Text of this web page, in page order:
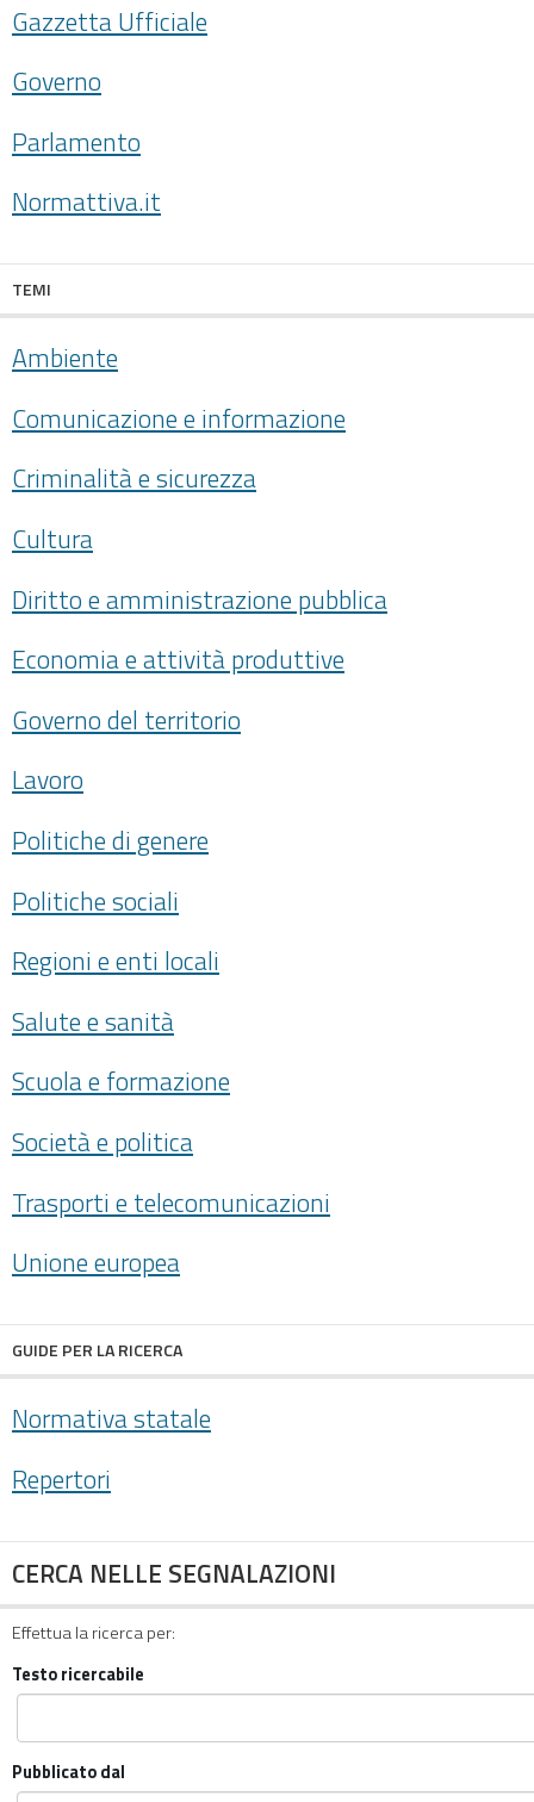
Gazzetta Ufficiale
Governo
Parlamento
Normattiva.it
TEMI
Ambiente
Comunicazione e informazione
Criminalità e sicurezza
Cultura
Diritto e amministrazione pubblica
Economia e attività produttive
Governo del territorio
Lavoro
Politiche di genere
Politiche sociali
Regioni e enti locali
Salute e sanità
Scuola e formazione
Società e politica
Trasporti e telecomunicazioni
Unione europea
GUIDE PER LA RICERCA
Normativa statale
Repertori
CERCA NELLE SEGNALAZIONI
Effettua la ricerca per:
Testo ricercabile
Pubblicato dal